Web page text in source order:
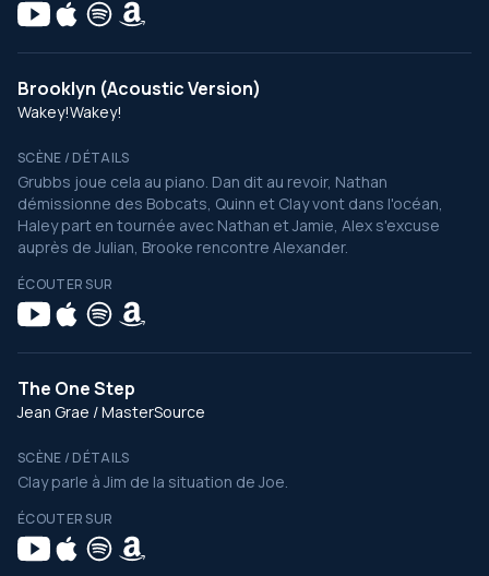
Brooklyn (Acoustic Version)
Wakey!Wakey!
SCÈNE / DÉTAILS
Grubbs joue cela au piano. Dan dit au revoir, Nathan
démissionne des Bobcats, Quinn et Clay vont dans l'océan,
Haley part en tournée avec Nathan et Jamie, Alex s'excuse
auprès de Julian, Brooke rencontre Alexander.
ÉCOUTER SUR
The One Step
Jean Grae / MasterSource
SCÈNE / DÉTAILS
Clay parle à Jim de la situation de Joe.
ÉCOUTER SUR